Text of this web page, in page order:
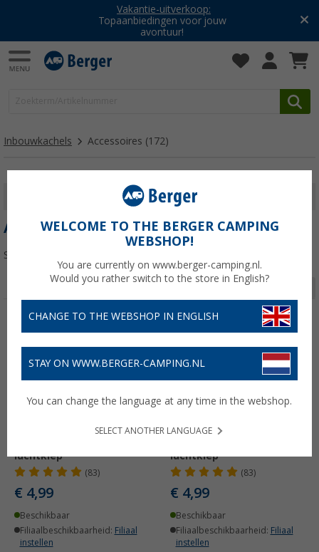
Vakantie-uitverkoop:
Topaanbiedingen voor jouw
avontuur!
Inbouwkachels Accessoires (172)
FILTER WEERGEVEN
ACCESSOIRES
Sorteren:
Pagina 1 van 6
luchtklep
(83)
€ 4,99
Beschikbaar
Filiaalbeschikbaarheid: Filiaal
instellen
luchtklep
(83)
€ 4,99
Beschikbaar
Filiaalbeschikbaarheid: Filiaal
instellen
WELCOME TO THE BERGER CAMPING
WEBSHOP!
You are currently on www.berger-camping.nl.
Would you rather switch to the store in English?
CHANGE TO THE WEBSHOP IN ENGLISH
STAY ON WWW.BERGER-CAMPING.NL
You can change the language at any time in the webshop.
SELECT ANOTHER LANGUAGE